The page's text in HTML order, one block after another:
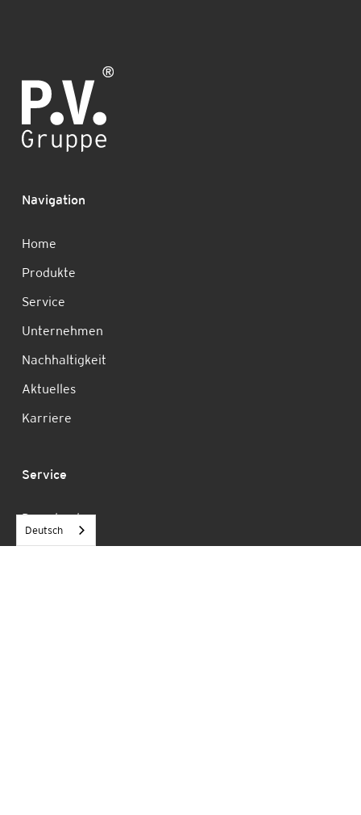
Navigation
Home
Produkte
Service
Unternehmen
Nachhaltigkeit
Aktuelles
Karriere
Service
Downloads
Referenzen
Deutsch